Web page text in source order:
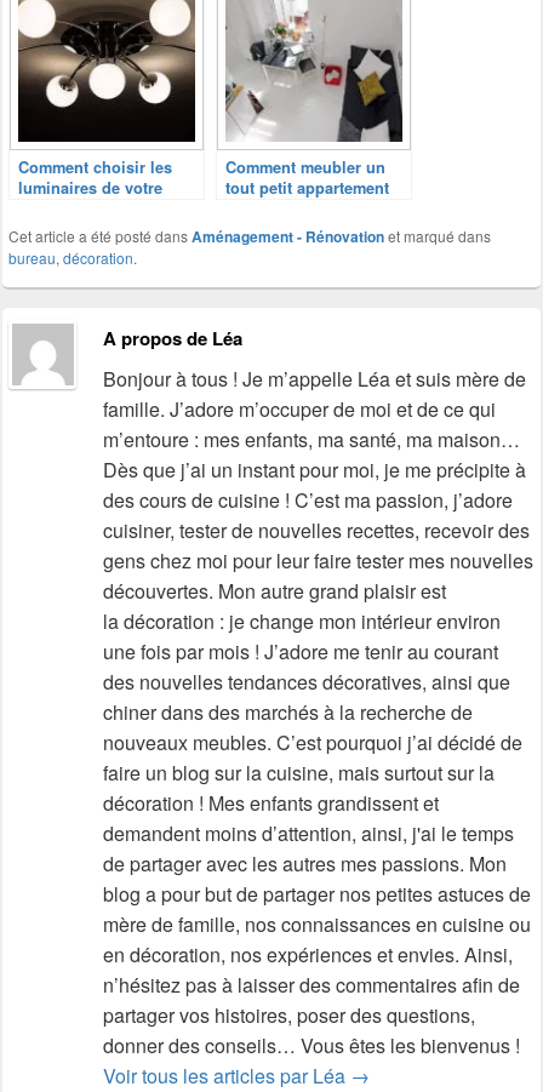
Comment choisir les
luminaires de votre
Comment meubler un
tout petit appartement
Cet article a été posté dansAménagement - Rénovationet marqué dans
bureau, décoration.
A propos de Léa
Bonjour à tous ! Je m’appelle Léa et suis mère de
famille. J’adore m’occuper de moi et de ce qui
m’entoure : mes enfants, ma santé, ma maison…
Dès que j’ai un instant pour moi, je me précipite à
des cours de cuisine ! C’est ma passion, j’adore
cuisiner, tester de nouvelles recettes, recevoir des
gens chez moi pour leur faire tester mes nouvelles
découvertes. Mon autre grand plaisir est
la décoration : je change mon intérieur environ
une fois par mois ! J’adore me tenir au courant
des nouvelles tendances décoratives, ainsi que
chiner dans des marchés à la recherche de
nouveaux meubles. C’est pourquoi j’ai décidé de
faire un blog sur la cuisine, mais surtout sur la
décoration ! Mes enfants grandissent et
demandent moins d’attention, ainsi, j'ai le temps
de partager avec les autres mes passions. Mon
blog a pour but de partager nos petites astuces de
mère de famille, nos connaissances en cuisine ou
en décoration, nos expériences et envies. Ainsi,
n’hésitez pas à laisser des commentaires afin de
partager vos histoires, poser des questions,
donner des conseils… Vous êtes les bienvenus !
Voir tous les articles par Léa →